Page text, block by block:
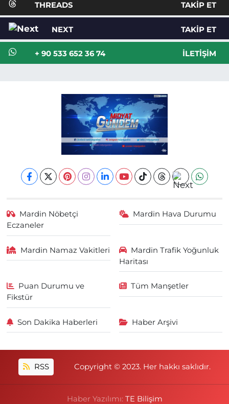
THREADS TAKIP ET
NEXT TAKIP ET
+ 90 533 652 36 74 İLETIŞIM
Mardin Nöbetçi
Eczaneler
Mardin Hava Durumu
Mardin Namaz Vakitleri
Mardin Trafik Yoğunluk
Haritası
Puan Durumu ve
Fikstür
Tüm Manşetler
Son Dakika Haberleri Haber Arşivi
RSS Copyright © 2023. Her hakkı saklıdır.
Haber Yazılımı: TE Bilişim